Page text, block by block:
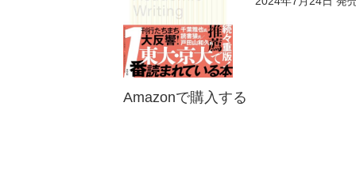
Amazonで購入する